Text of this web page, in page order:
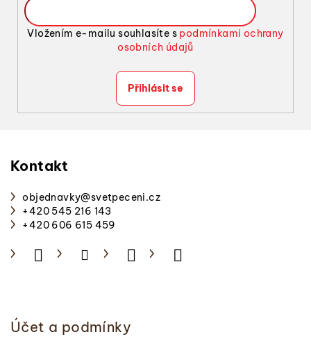
Vložením e-mailu souhlasíte s podmínkami ochrany
osobních údajů
Přihlásit se
Kontakt
objednavky@svetpeceni.cz
+420 545 216 143
+420 606 615 459
Účet a podmínky